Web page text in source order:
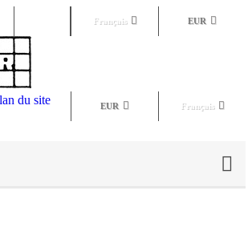
EUR
Français
Français
EUR
du site